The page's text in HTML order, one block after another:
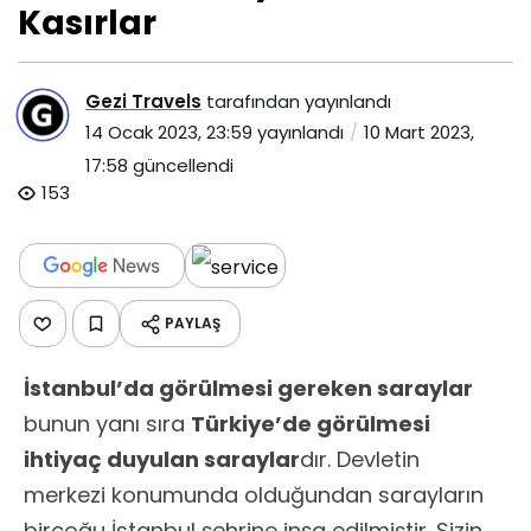
Kasırlar
Gezi Travels tarafından yayınlandı
14 Ocak 2023, 23:59 yayınlandı
10 Mart 2023,
17:58 güncellendi
153
PAYLAŞ
İstanbul’da görülmesi gereken saraylar
bunun yanı sıra Türkiye’de görülmesi
ihtiyaç duyulan saraylardır. Devletin
merkezi konumunda olduğundan sarayların